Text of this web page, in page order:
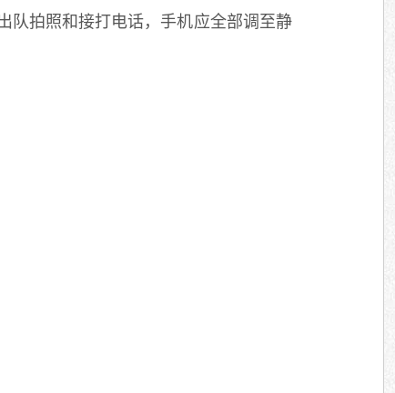
队拍照和接打电话，手机应全部调至静